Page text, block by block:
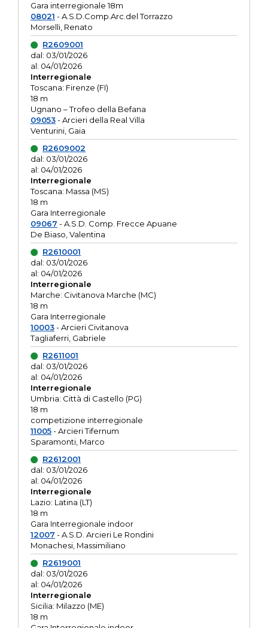
Gara interregionale 18m
08021 - A.S.D.Comp.Arc.del Torrazzo
Morselli, Renato
R2609001
dal: 03/01/2026
al: 04/01/2026
Interregionale
Toscana: Firenze (FI)
18 m
Ugnano – Trofeo della Befana
09053- Arcieri della Real Villa
Venturini, Gaia
R2609002
dal: 03/01/2026
al: 04/01/2026
Interregionale
Toscana: Massa (MS)
18 m
Gara Interregionale
09067 - A.S.D. Comp. Frecce Apuane
De Biaso, Valentina
R2610001
dal: 03/01/2026
al: 04/01/2026
Interregionale
Marche: Civitanova Marche (MC)
18 m
Gara Interregionale
10003- Arcieri Civitanova
Tagliaferri, Gabriele
R2611001
dal: 03/01/2026
al: 04/01/2026
Interregionale
Umbria: Città di Castello (PG)
18 m
competizione interregionale
11005- Arcieri Tifernum
Sparamonti, Marco
R2612001
dal: 03/01/2026
al: 04/01/2026
Interregionale
Lazio: Latina (LT)
18 m
Gara Interregionale indoor
12007 - A.S.D. Arcieri Le Rondini
Monachesi, Massimiliano
R2619001
dal: 03/01/2026
al: 04/01/2026
Interregionale
Sicilia: Milazzo (ME)
18 m